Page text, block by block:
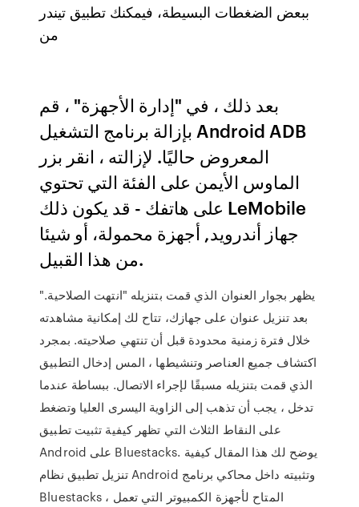
ببعض الضغطات البسيطة، فيمكنك تطبيق تيندر
من
بعد ذلك ، في "إدارة الأجهزة" ، قم
بإزالة برنامج التشغيل Android ADB
المعروض حاليًا. لإزالته ، انقر بزر
الماوس الأيمن على الفئة التي تحتوي
على هاتفك - قد يكون ذلك LeMobile
جهاز أندرويد, أجهزة محمولة، أو شيئا
من هذا القبيل.
يظهر بجوار العنوان الذي قمت بتنزيله "انتهت الصلاحية."
بعد تنزيل عنوان على جهازك، تتاح لك إمكانية مشاهدته
خلال فترة زمنية محدودة قبل أن تنتهي صلاحيته. بمجرد
اكتشاف جميع العناصر وتنشيطها ، المس إدخال التطبيق
الذي قمت بتنزيله مسبقًا لإجراء الاتصال. ببساطة عندما
تدخل ، يجب أن تذهب إلى الزاوية اليسرى العليا وتضغط
على النقاط الثلاث التي تظهر كيفية تثبيت تطبيق
Android على Bluestacks. يوضح لك هذا المقال كيفية
تنزيل تطبيق نظام Android وتثبيته داخل محاكي برنامج
Bluestacks ، المتاح لأجهزة الكمبيوتر التي تعمل